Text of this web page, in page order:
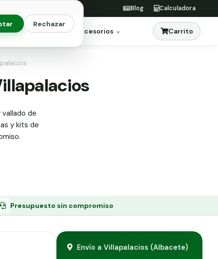
Rechazar
Blog Calculadora
Jardinería Accesorios Carrito
de
y kits de
Presupuesto sin compromiso
Envío a Villapalacios (Albacete)